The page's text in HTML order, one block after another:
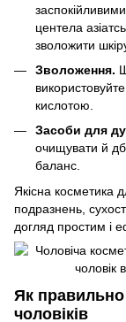
центела
зволожити
Зволоження.
кислотою.
Засоби для
очищувати й
баланс.
Якісна косметика
подразнень,
догляд простим і
Як
чоловіків